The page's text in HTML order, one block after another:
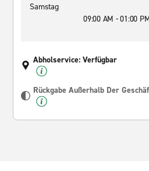
Samstag
09:00 AM - 01:00
Abholservice: Verfügbar
Rückgabe Außerhalb Der